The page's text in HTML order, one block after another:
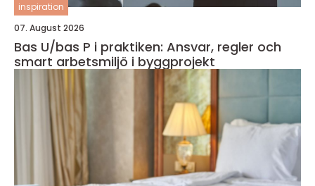
inspiration
07. August 2026
Bas U/bas P i praktiken: Ansvar, regler och
smart arbetsmiljö i byggprojekt